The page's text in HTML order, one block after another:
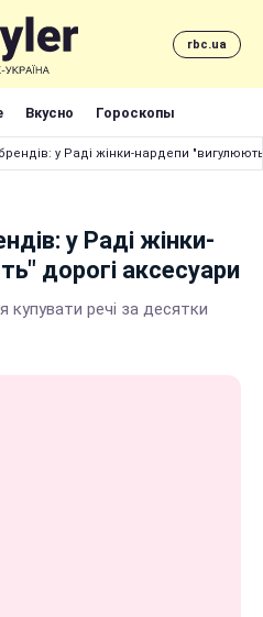
rbc.ua
Вкусно Гороскопы
у Раді жінки-нардепи
у Раді жінки-
дорогі аксесуари
купувати речі за десятки